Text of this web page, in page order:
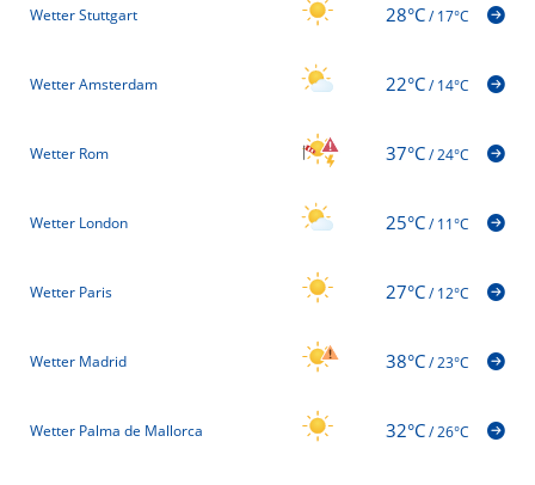
Wetter Stuttgart 28°C/17°C
Wetter Amsterdam 22°C/14°C
Wetter Rom 37°C/24°C
Wetter London 25°C/11°C
Wetter Paris 27°C/12°C
Wetter Madrid 38°C/23°C
Wetter Palma de Mallorca 32°C/26°C